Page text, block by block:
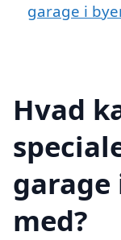
garage i
Hvad
med?